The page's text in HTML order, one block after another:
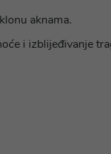
aknama.
i izblijeđivanje